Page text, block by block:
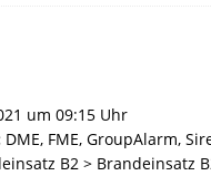
um 09:15 Uhr
DME, FME, GroupAlarm,
B2 > Brandeinsatz